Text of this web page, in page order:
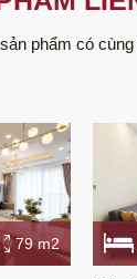
phẩm có
79 m2